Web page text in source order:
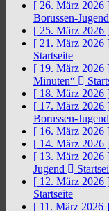
[ 26. März 2026
Borussen-Jugend
[ 25. März 2026
[ 21. März 2026
Startseite
[ 19. März 2026
Minuten“
[ 18. März 2026
[ 17. März 2026
Borussen-Jugend
[ 16. März 2026
[ 14. März 2026
[ 13. März 2026
Jugend
[ 12. März 2026
Startseite
[ 11. März 2026 ]